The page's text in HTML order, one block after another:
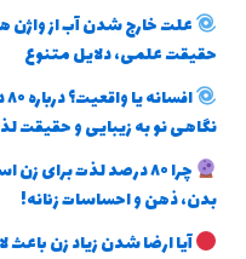
علت خارج شدن آب از واژن
حقیقت علمی، دلایل متنوع
افسانه یا واقعیت؟ درباره ۸۰ درصد لذت زنانه |
نگاهی نو به زیبایی و حقیقت
چرا ۸۰ درصد لذت برای
بدن، ذهن و احساسات زنانه!
آیا ارضا شدن زیاد زن